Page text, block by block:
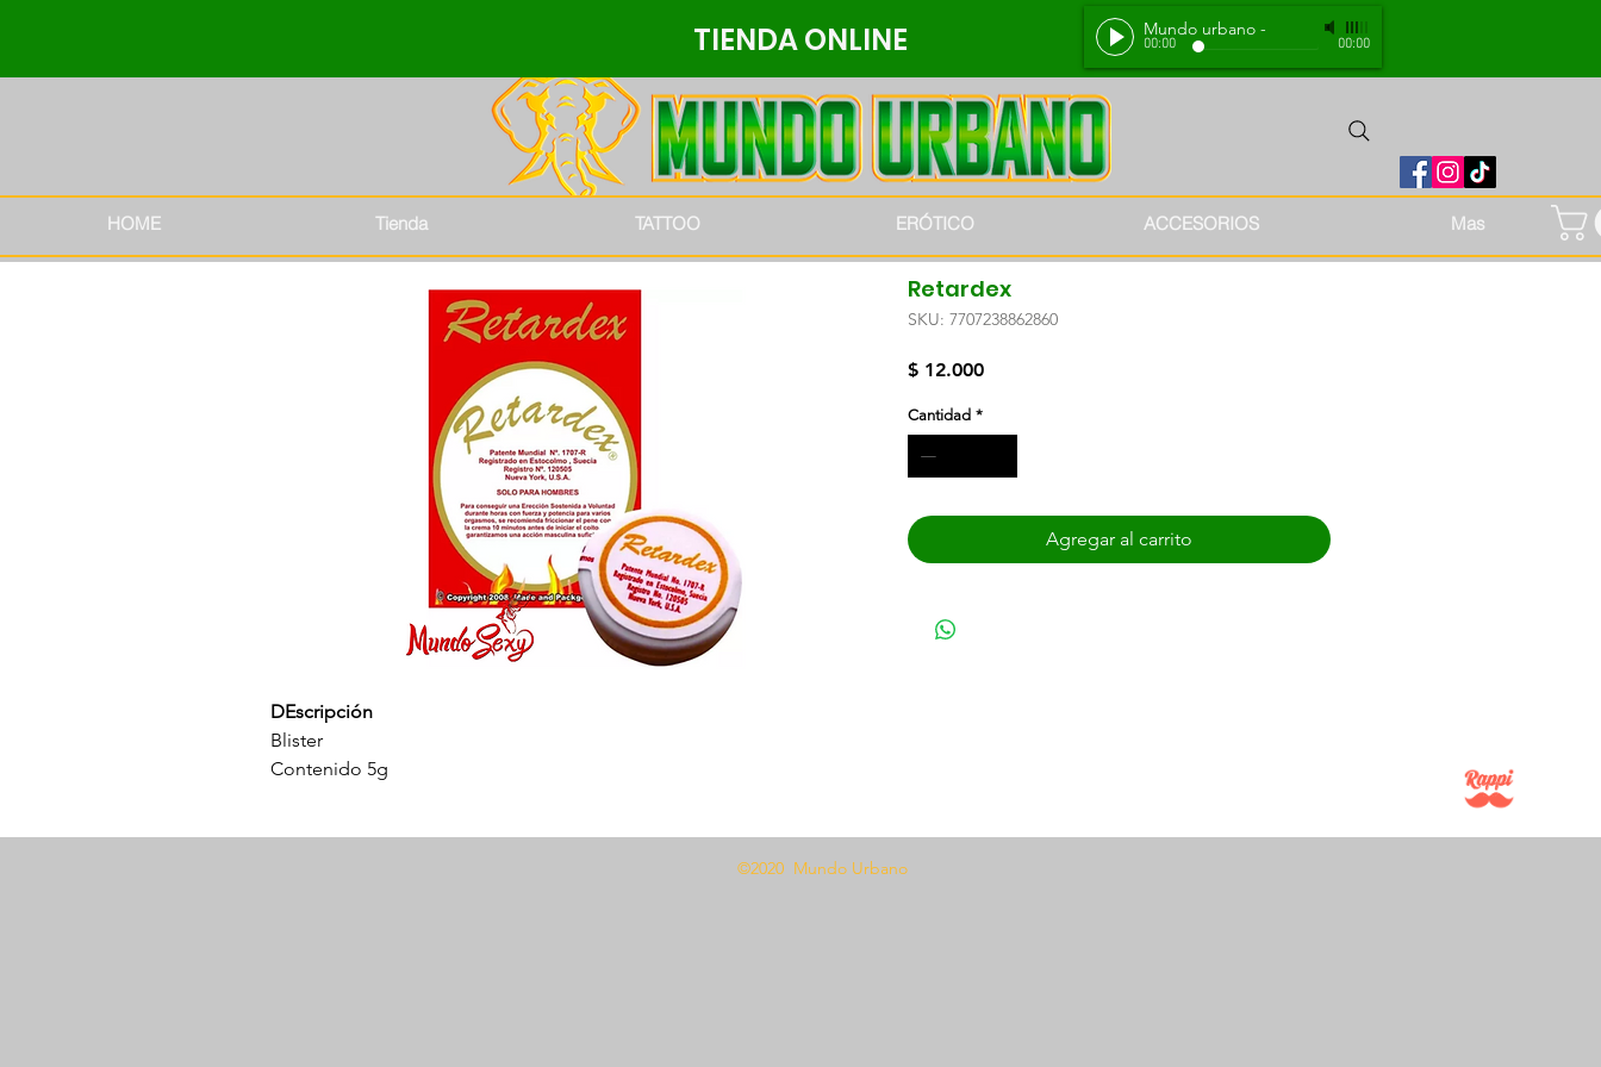
TIENDA ONLINE Mundo urbano -
00:00 00:00
HOME Tienda TATTOO ERÓTICO ACCESORIOS Mas
DEscripción
Blister
Contenido 5g
Retardex
SKU: 7707238862860
$ 12.000Precio
Cantidad *
Agregar al carrito
©2020 Mundo Urbano